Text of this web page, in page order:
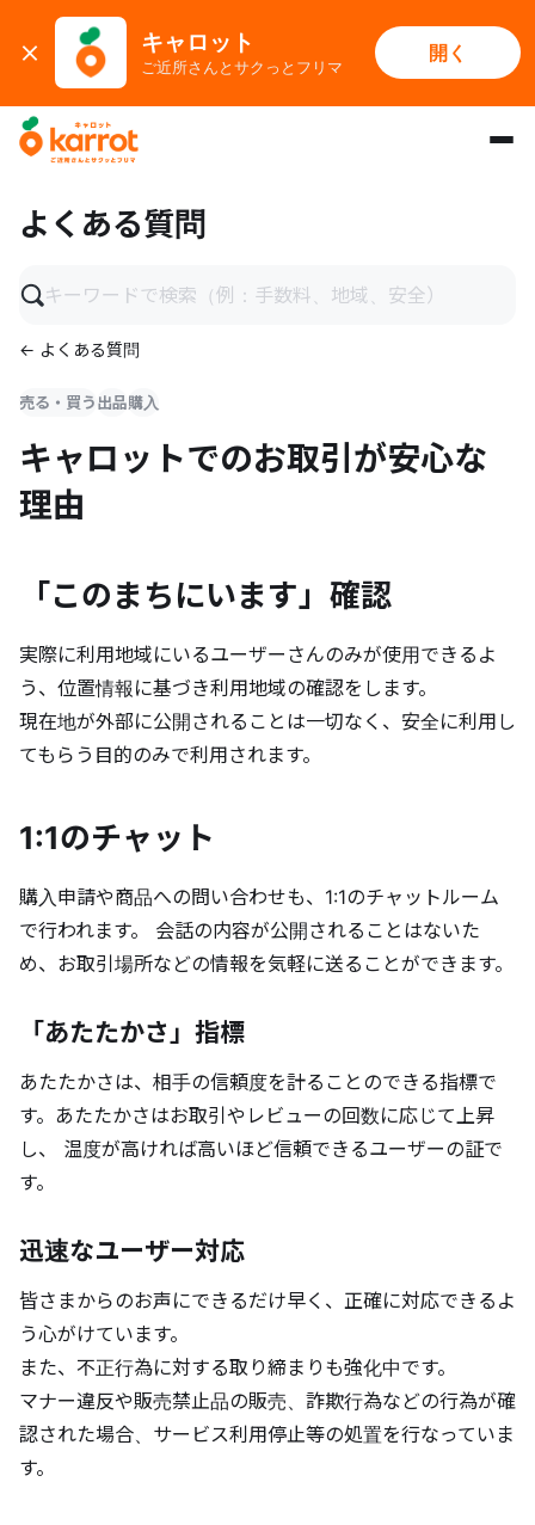
キャロット
ご近所さんとサクっとフリマ
開く
メインコンテンツにスキップ
よくある質問
← よくある質問
売る・買う出品購入
キャロットでのお取引が安心な
理由
「このまちにいます」確認
実際に利用地域にいるユーザーさんのみが使用できるよ
う、位置情報に基づき利用地域の確認をします。
現在地が外部に公開されることは一切なく、安全に利用し
てもらう目的のみで利用されます。
1:1のチャット
購入申請や商品への問い合わせも、1:1のチャットルーム
で行われます。 会話の内容が公開されることはないた
め、お取引場所などの情報を気軽に送ることができます。
「あたたかさ」指標
あたたかさは、相手の信頼度を計ることのできる指標で
す。あたたかさはお取引やレビューの回数に応じて上昇
し、 温度が高ければ高いほど信頼できるユーザーの証で
す。
迅速なユーザー対応
皆さまからのお声にできるだけ早く、正確に対応できるよ
う心がけています。
また、不正行為に対する取り締まりも強化中です。
マナー違反や販売禁止品の販売、詐欺行為などの行為が確
認された場合、サービス利用停止等の処置を行なっていま
す。